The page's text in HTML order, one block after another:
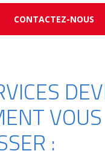
CONTACTEZ-NOUS
VOUS
: